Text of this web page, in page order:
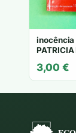
3,00 €